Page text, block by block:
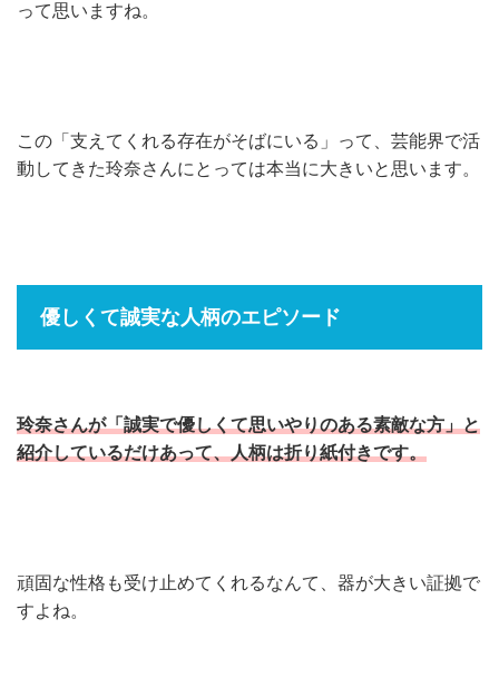
って思いますね。
この「支えてくれる存在がそばにいる」って、芸能界で活
動してきた玲奈さんにとっては本当に大きいと思います。
優しくて誠実な人柄のエピソード
玲奈さんが「誠実で優しくて思いやりのある素敵な方」と
紹介しているだけあって、人柄は折り紙付きです。
頑固な性格も受け止めてくれるなんて、器が大きい証拠で
すよね。